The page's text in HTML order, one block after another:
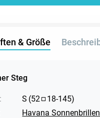
& Größe
Steg
: S (52 18-145)
Havana Sonnenbrillen